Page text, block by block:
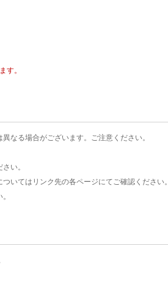
す。
なる場合がございます。ご注意ください。
い。
いてはリンク先の各ページにてご確認ください。